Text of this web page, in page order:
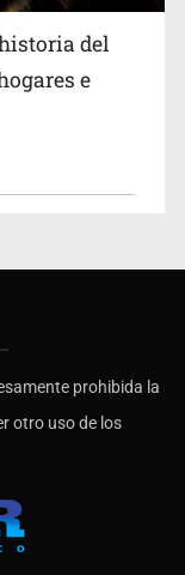
del
e
prohibida la
otro uso de los